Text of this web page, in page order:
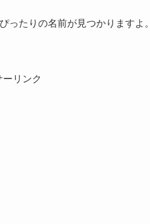
ったりの名前が見つかりますよ。
ーリンク